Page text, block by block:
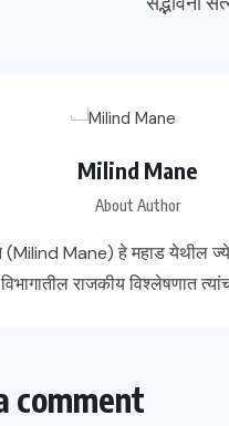
Milind Mane
About Author
(Milind Mane) हे महाड येथील
राजकीय विश्लेषणात
comment